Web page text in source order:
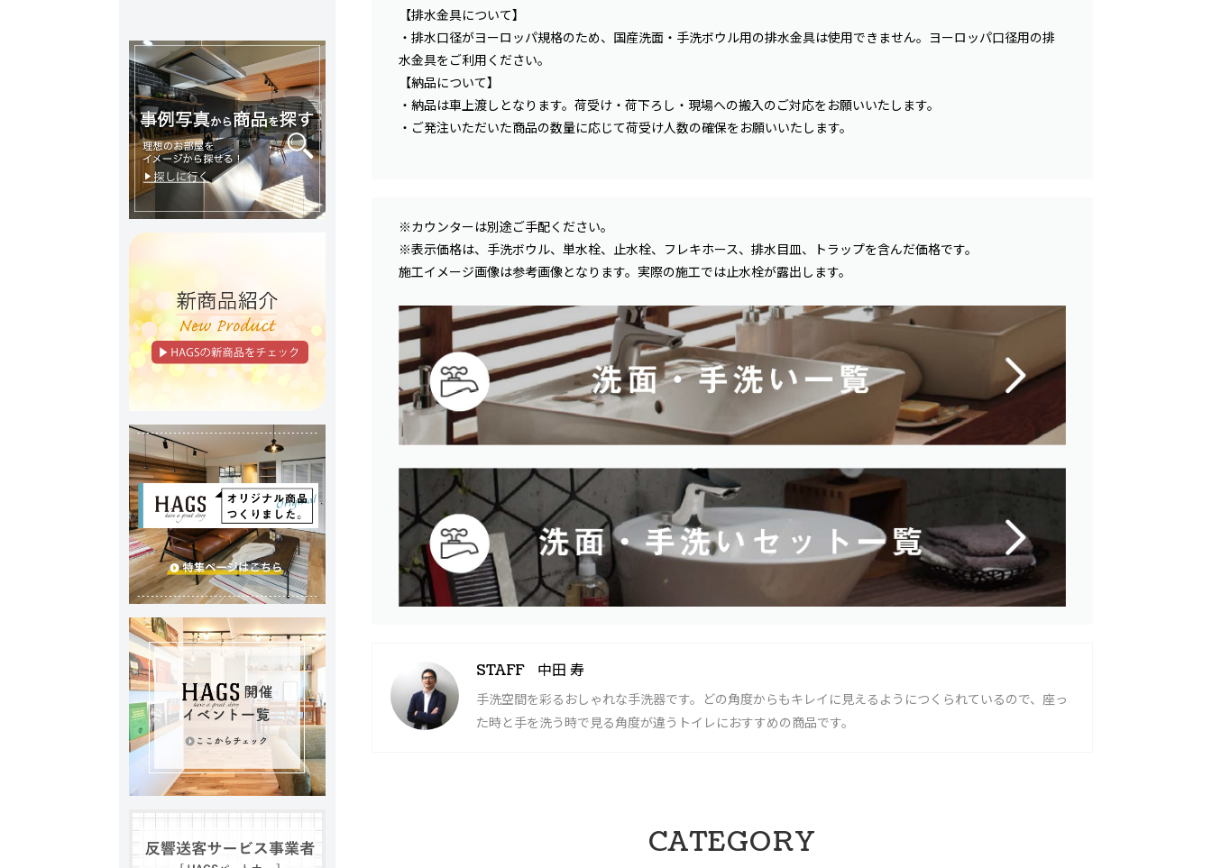
【排水金具について】
・排水口径がヨーロッパ規格のため、国産洗面・手洗ボウル用の排水金具は使用できません。ヨーロッパ口径用の排
水金具をご利用ください。
【納品について】
・納品は車上渡しとなります。荷受け・荷下ろし・現場への搬入のご対応をお願いいたします。
・ご発注いただいた商品の数量に応じて荷受け人数の確保をお願いいたします。
※カウンターは別途ご手配ください。
※表示価格は、手洗ボウル、単水栓、止水栓、フレキホース、排水目皿、トラップを含んだ価格です。
施工イメージ画像は参考画像となります。実際の施工では止水栓が露出します。
STAFF 中田 寿
手洗空間を彩るおしゃれな手洗器です。どの角度からもキレイに見えるようにつくられているので、座っ
た時と手を洗う時で見る角度が違うトイレにおすすめの商品です。
CATEGORY